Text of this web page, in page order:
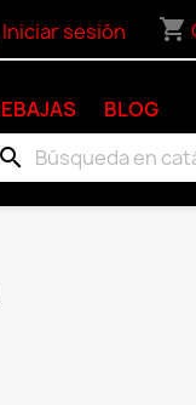
Iniciar sesión shopping_cart
BLOG
search